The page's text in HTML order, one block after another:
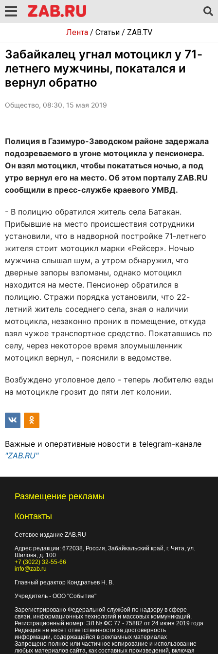
Лента/ Статьи/ ZAB.TV
Забайкалец угнал мотоцикл у 71-
летнего мужчины, покатался и
вернул обратно
Общество, 08:30, 15 мая 2019
Полиция в Газимуро-Заводском районе задержала
подозреваемого в угоне мотоцикла у пенсионера.
Он взял мотоцикл, чтобы покататься ночью, а под
утро вернул его на место. Об этом порталу ZAB.RU
сообщили в пресс-службе краевого УМВД.
- В полицию обратился житель села Батакан.
Прибывшие на место происшествия сотрудники
установили, что в надворной постройке 71-летнего
жителя стоит мотоцикл марки «Рейсер». Ночью
мужчина слышал шум, а утром обнаружил, что
дверные запоры взломаны, однако мотоцикл
находится на месте. Пенсионер обратился в
полицию. Стражи порядка установили, что 22-
летний житель соседнего села, зная о наличии
мотоцикла, незаконно проник в помещение, откуда
взял чужое транспортное средство. Покатавшись по
селу, через некоторое время злоумышленник
мотоцикл вернул, - пояснили в ведомстве.
Возбуждено уголовное дело - теперь любителю езды
на мотоцикле грозит до пяти лет колонии.
Важные и оперативные новости в telegram-канале
"ZAB.RU"
Размещение рекламы
Контакты
Сетевое издание ZAB.RU
Адрес редакции: 672038, Россия, Забайкальский край, г. Чита, ул.
Шилова, д. 100
+7 (3022) 32-55-66
info@zab.ru
Главный редактор Кондратьев Н. В.
Учредитель - ООО "Событие"
Зарегистрировано Федеральной службой по надзору в сфере
связи, информационных технологий и массовых коммуникаций.
Регистрационный номер: ЭЛ № ФС 77 - 75882 от 24 июня 2019 года
Редакция не несет ответственности за достоверность
информации, содержащейся в рекламных материалах
Запрещено полное или частичное копирование и использование
любых материалов сайта, как составных произведений, включая